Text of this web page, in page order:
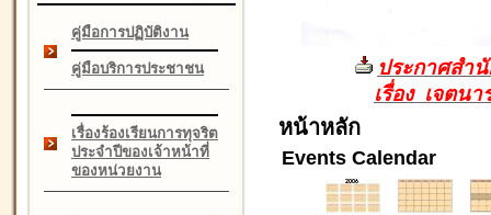
คู่มือการปฏิบัติงาน
คู่มือบริการประชาชน
เรื่องร้องเรียนการทุจริต
ประจำปีของเจ้าหน้าที่
ของหน่วยงาน
ประกาศสำ
เรื่อง เจตน
หน้าหลัก
Events Calendar